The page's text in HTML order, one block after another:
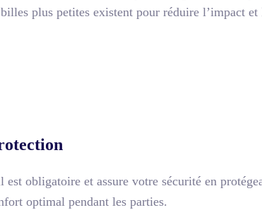
plus petites existent pour réduire l’impact
est obligatoire et assure votre sécurité en
optimal pendant les parties.